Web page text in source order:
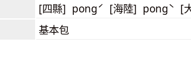
[四縣] pongˊ [海陸] pongˋ [
基本包